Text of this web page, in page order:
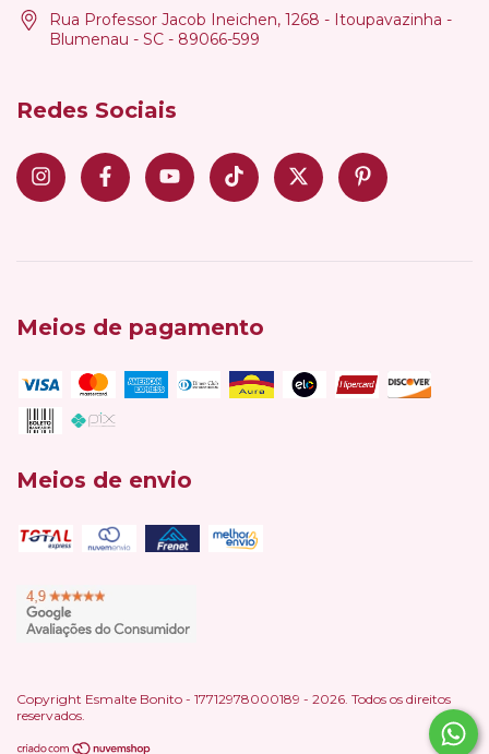
Rua Professor Jacob Ineichen, 1268 - Itoupavazinha -
Blumenau - SC - 89066-599
Redes Sociais
Meios de pagamento
Meios de envio
Copyright Esmalte Bonito - 17712978000189 - 2026. Todos os direitos
reservados.